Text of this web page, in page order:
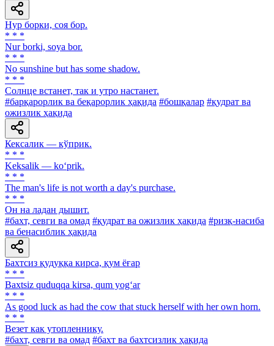
Нур борки, соя бор.
* * *
Nur borki, soya bor.
* * *
No sunshine but has some shadow.
* * *
Солнце встанет, так и утро настанет.
#барқарорлик ва беқарорлик ҳақида #бошқалар #қудрат ва
ожизлик ҳақида
Кексалик — кўприк.
* * *
Keksalik — ko‘prik.
* * *
The man's life is not worth a day's purchase.
* * *
Он на ладан дышит.
#бахт, севги ва омад #қудрат ва ожизлик ҳақида #ризқ-насиба
ва бенасиблик ҳақида
Бахтсиз қудуққа кирса, қум ёғар
* * *
Baxtsiz quduqqa kirsa, qum yog‘ar
* * *
As good luck as had the cow that stuck herself with her own horn.
* * *
Везет как утопленнику.
#бахт, севги ва омад #бахт ва бахтсизлик ҳақида